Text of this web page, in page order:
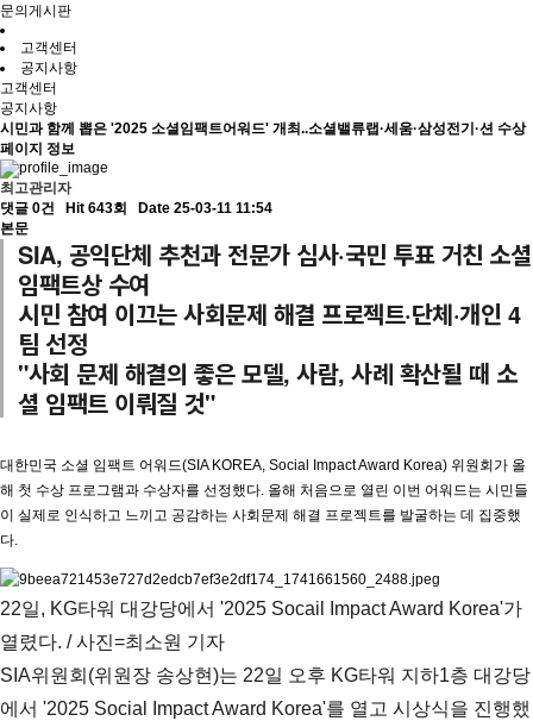
문의게시판
고객센터
공지사항
고객센터
공지사항
시민과 함께 뽑은 '2025 소셜임팩트어워드' 개최..소셜밸류랩·세움·삼성전기·션 수상
페이지 정보
최고관리자
댓글 0건
Hit 643회
Date 25-03-11 11:54
본문
SIA, 공익단체 추천과 전문가 심사·국민 투표 거친 소셜
임팩트상 수여
시민 참여 이끄는 사회문제 해결 프로젝트·단체·개인 4
팀 선정
"사회 문제 해결의 좋은 모델, 사람, 사례 확산될 때 소
셜 임팩트 이뤄질 것"
대한민국 소셜 임팩트 어워드(SIA KOREA, Social Impact Award Korea) 위원회가 올
해 첫 수상 프로그램과 수상자를 선정했다. 올해 처음으로 열린 이번 어워드는 시민들
이 실제로 인식하고 느끼고 공감하는 사회문제 해결 프로젝트를 발굴하는 데 집중했
다.
22일, KG타워 대강당에서 '2025 Socail Impact Award Korea'가
열렸다. / 사진=최소원 기자
SIA위원회(위원장 송상현)는 22일 오후 KG타워 지하1층 대강당
에서 '2025 Social Impact Award Korea'를 열고 시상식을 진행했